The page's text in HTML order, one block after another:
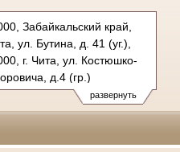
развернуть
Забайкальский край,
ул. Бутина, д. 41 (уг.),
г. Чита, ул. Костюшко-
д.4 (гр.)
(3022) 35-56-34(уг.)
31 ( гр. и админ.), 35-03-